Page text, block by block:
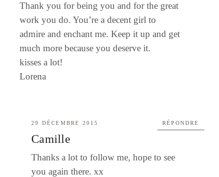
Thank you for being you and for the great
work you do. You’re a decent girl to
admire and enchant me. Keep it up and get
much more because you deserve it.
kisses a lot!
Lorena
29 DÉCEMBRE 2015
Camille
Thanks a lot to follow me, hope to see
you again there. xx
RÉPONDRE